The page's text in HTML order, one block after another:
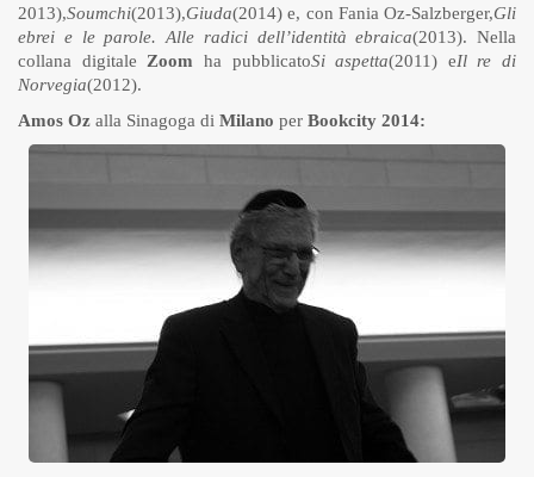
2013),Soumchi(2013),Giuda(2014) e, con Fania Oz-Salzberger,Gli
ebrei e le parole. Alle radici dell’identità ebraica(2013). Nella
collana digitale Zoom ha pubblicatoSi aspetta(2011) eIl re di
Norvegia(2012).
Amos Oz alla Sinagoga di Milano per Bookcity 2014: